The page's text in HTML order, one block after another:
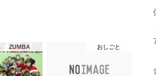
ZUMBA おしごと